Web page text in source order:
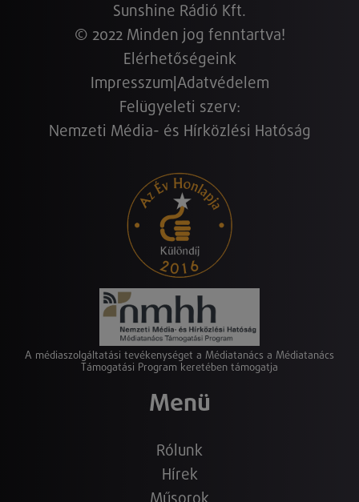
Sunshine Rádió Kft.
© 2022 Minden jog fenntartva!
Elérhetőségeink
Impresszum Adatvédelem
Felügyeleti szerv:
Nemzeti Média- és Hírközlési Hatóság
A médiaszolgáltatási tevékenységet a Médiatanács a Médiatanács
Támogatási Program keretében támogatja
Menü
Rólunk
Hírek